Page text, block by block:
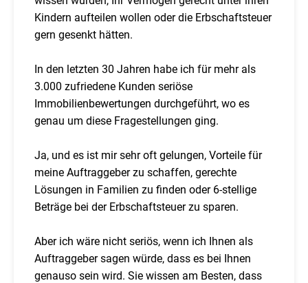
Kindern aufteilen wollen oder die Erbschaftsteuer
gern gesenkt hätten.
In den letzten 30 Jahren habe ich für mehr als
3.000 zufriedene Kunden seriöse
Immobilienbewertungen durchgeführt, wo es
genau um diese Fragestellungen ging.
Ja, und es ist mir sehr oft gelungen, Vorteile für
meine Auftraggeber zu schaffen, gerechte
Lösungen in Familien zu finden oder 6-stellige
Beträge bei der Erbschaftsteuer zu sparen.
Aber ich wäre nicht seriös, wenn ich Ihnen als
Auftraggeber sagen würde, dass es bei Ihnen
genauso sein wird. Sie wissen am Besten, dass